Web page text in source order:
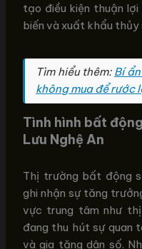
tạo điều kiện thuận
biến và xuất khẩu thủy
Tìm hiểu thêm: Bí
không mua để rước
Tình hình bất
Lưu Nghệ An
Thị trường bất động
ghi nhận sự tăng
vực trung tâm như
đang thu hút sự quan
và gia tăng dân số.